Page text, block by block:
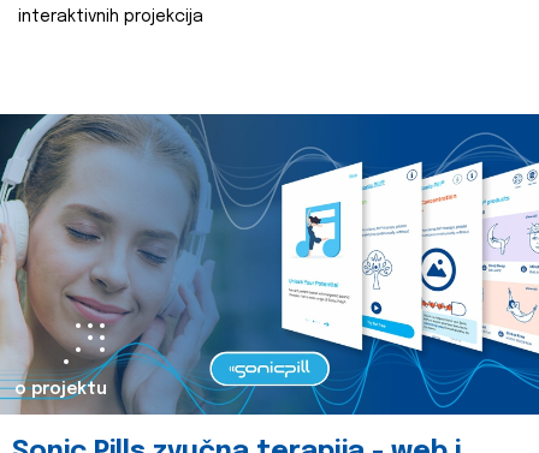
interaktivnih projekcija
o projektu